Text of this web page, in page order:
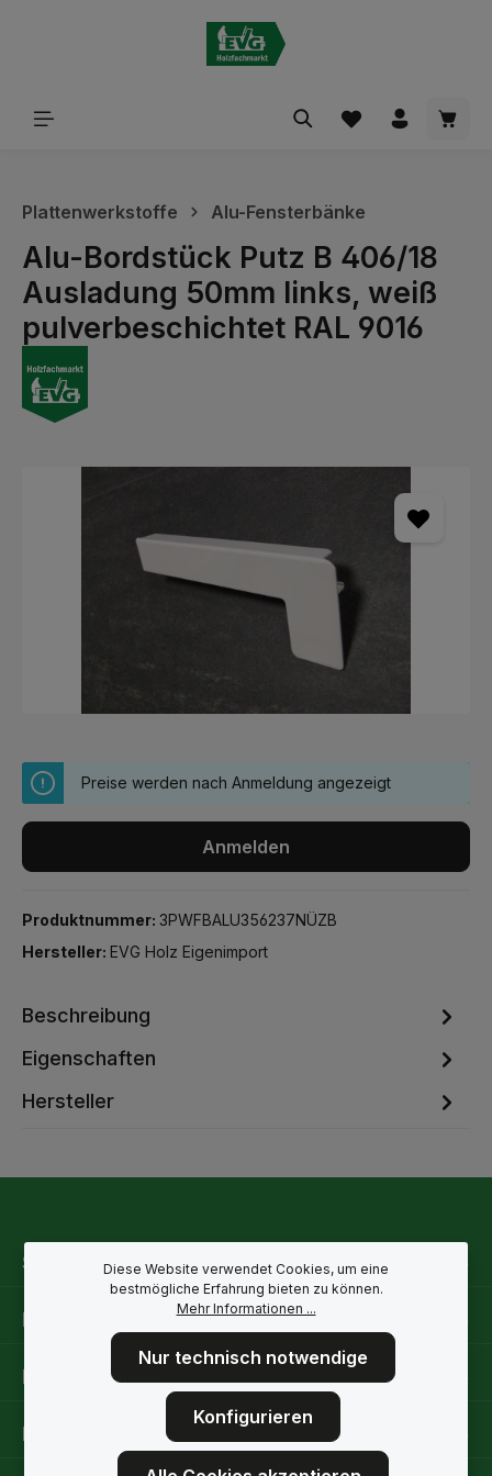
Plattenwerkstoffe Alu-Fensterbänke
Alu-Bordstück Putz B 406/18
Ausladung 50mm links, weiß
pulverbeschichtet RAL 9016
Preise werden nach Anmeldung angezeigt
Anmelden
Produktnummer: 3PWFBALU356237NÜZB
Hersteller: EVG Holz Eigenimport
Beschreibung
Eigenschaften
Hersteller
Service-Hotline
Rechtliche Hinweise
Informationen
Folge uns
Diese Website verwendet Cookies, um eine
bestmögliche Erfahrung bieten zu können.
Mehr Informationen ...
Nur technisch notwendige
Konfigurieren